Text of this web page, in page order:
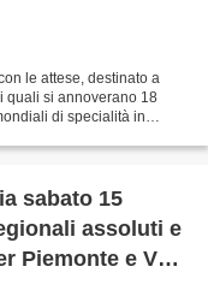
le attese, destinato a
quali si annoverano 18
di specialità in
sabato 15
assoluti e
Piemonte e Val